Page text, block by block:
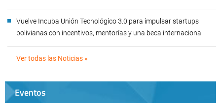
Vuelve Incuba Unión Tecnológico 3.0 para impulsar startups
bolivianas con incentivos, mentorías y una beca internacional
Ver todas las Noticias »
Eventos